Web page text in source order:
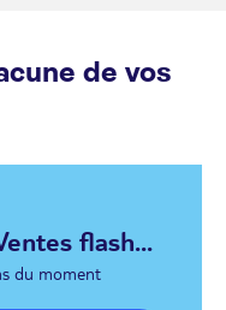
de vos
flash...
du moment